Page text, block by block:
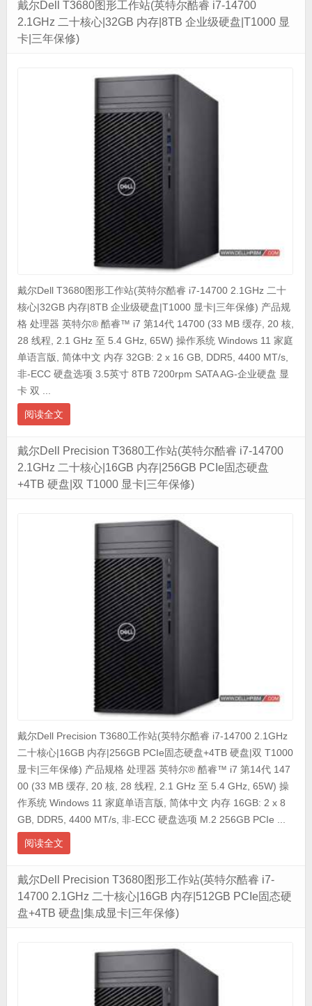
戴尔Dell T3680图形工作站(英特尔酷睿 i7-14700
2.1GHz 二十核心|32GB 内存|8TB 企业级硬盘|T1000 显
卡|三年保修)
戴尔Dell T3680图形工作站(英特尔酷睿 i7-14700 2.1GHz 二十
核心|32GB 内存|8TB 企业级硬盘|T1000 显卡|三年保修) 产品规
格 处理器 英特尔® 酷睿™ i7 第14代 14700 (33 MB 缓存, 20 核,
28 线程, 2.1 GHz 至 5.4 GHz, 65W) 操作系统 Windows 11 家庭
单语言版, 简体中文 内存 32GB: 2 x 16 GB, DDR5, 4400 MT/s,
非-ECC 硬盘选项 3.5英寸 8TB 7200rpm SATA AG-企业硬盘 显
卡 双 ...
阅读全文
戴尔Dell Precision T3680工作站(英特尔酷睿 i7-14700
2.1GHz 二十核心|16GB 内存|256GB PCIe固态硬盘
+4TB 硬盘|双 T1000 显卡|三年保修)
戴尔Dell Precision T3680工作站(英特尔酷睿 i7-14700 2.1GHz
二十核心|16GB 内存|256GB PCIe固态硬盘+4TB 硬盘|双 T1000
显卡|三年保修) 产品规格 处理器 英特尔® 酷睿™ i7 第14代 147
00 (33 MB 缓存, 20 核, 28 线程, 2.1 GHz 至 5.4 GHz, 65W) 操
作系统 Windows 11 家庭单语言版, 简体中文 内存 16GB: 2 x 8
GB, DDR5, 4400 MT/s, 非-ECC 硬盘选项 M.2 256GB PCIe ...
阅读全文
戴尔Dell Precision T3680图形工作站(英特尔酷睿 i7-
14700 2.1GHz 二十核心|16GB 内存|512GB PCIe固态硬
盘+4TB 硬盘|集成显卡|三年保修)